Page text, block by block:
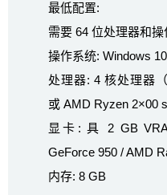
最低配置:
需要 64 位处理器和操
操作系统: Windows
处理器: 4 核处理器
或 AMD Ryzen 2×00
显卡: 具 2 GB
GeForce 950 / AMD
内存: 8 GB